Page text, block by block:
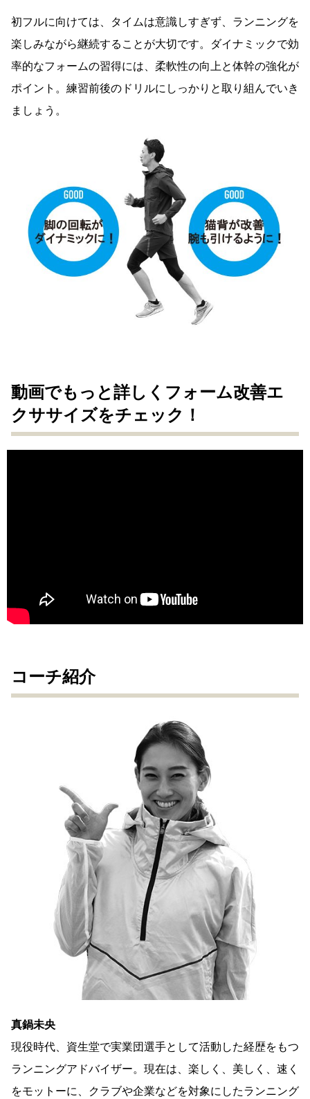
初フルに向けては、タイムは意識しすぎず、ランニングを
楽しみながら継続することが大切です。ダイナミックで効
率的なフォームの習得には、柔軟性の向上と体幹の強化が
ポイント。練習前後のドリルにしっかりと取り組んでいき
ましょう。
動画でもっと詳しくフォーム改善エ
クササイズをチェック！
コーチ紹介
真鍋未央
現役時代、資生堂で実業団選手として活動した経歴をもつ
ランニングアドバイザー。現在は、楽しく、美しく、速く
をモットーに、クラブや企業などを対象にしたランニング